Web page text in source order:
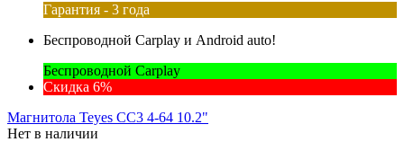
Гарантия - 3 года
Беспроводной Carplay и Android auto!
Беспроводной Carplay
Скидка 6%
Магнитола Teyes CC3 4-64 10.2"
Нет в наличии